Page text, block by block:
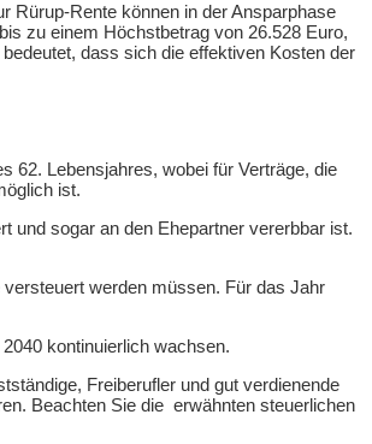
Rürup-Rente können in der Ansparphase
zu einem Höchstbetrag von 26.528 Euro,
dass sich die effektiven Kosten der
62. Lebensjahres, wobei für Verträge, die
ist.
und sogar an den Ehepartner vererbbar ist.
werden müssen. Für das Jahr
kontinuierlich wachsen.
Freiberufler und gut verdienende
Beachten Sie die erwähnten steuerlichen